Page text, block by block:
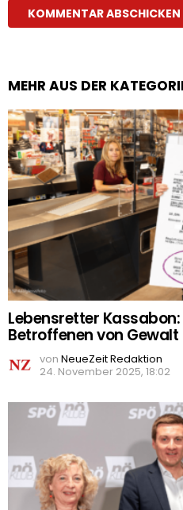
MEHR AUS DER
Lebensretter
Betroffenen von
von NeueZeit Redaktion
24. November 2025, 18:02